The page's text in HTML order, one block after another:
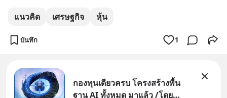
แนวคิด เศรษฐกิจ หุ้น
บันทึก 1
กองทุนเดียวครบ โครงสร้างพื้น
ฐาน AI ทั้งหมด มาแล้ว /โดย